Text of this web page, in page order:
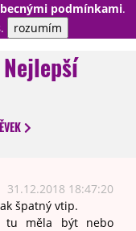
podmínkami.
. rozumím
PŘIHLÁSIT
Nejlepší
31.12.2018 18:47:20
špatný vtip.
tu měla být nebo